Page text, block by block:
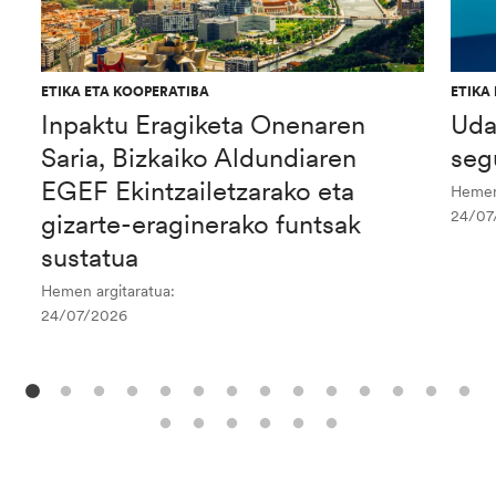
ETIKA ETA KOOPERATIBA
Inpaktu Eragiketa Onenaren
Saria, Bizkaiko Aldundiaren
EGEF Ekintzailetzarako eta
gizarte-eraginerako funtsak
sustatua
Hemen argitaratua:
24/07/2026
ETIKA
24/